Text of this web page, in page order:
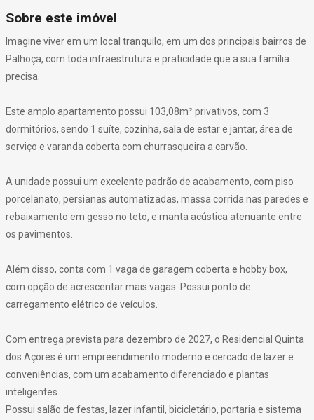
Sobre este imóvel
Imagine viver em um local tranquilo, em um dos principais bairros de
Palhoça, com toda infraestrutura e praticidade que a sua família
precisa.
Este amplo apartamento possui 103,08m² privativos, com 3
dormitórios, sendo 1 suíte, cozinha, sala de estar e jantar, área de
serviço e varanda coberta com churrasqueira a carvão.
A unidade possui um excelente padrão de acabamento, com piso
porcelanato, persianas automatizadas, massa corrida nas paredes e
rebaixamento em gesso no teto, e manta acústica atenuante entre
os pavimentos.
Além disso, conta com 1 vaga de garagem coberta e hobby box,
com opção de acrescentar mais vagas. Possui ponto de
carregamento elétrico de veículos.
Com entrega prevista para dezembro de 2027, o Residencial Quinta
dos Açores é um empreendimento moderno e cercado de lazer e
conveniências, com um acabamento diferenciado e plantas
inteligentes.
Possui salão de festas, lazer infantil, bicicletário, portaria e sistema